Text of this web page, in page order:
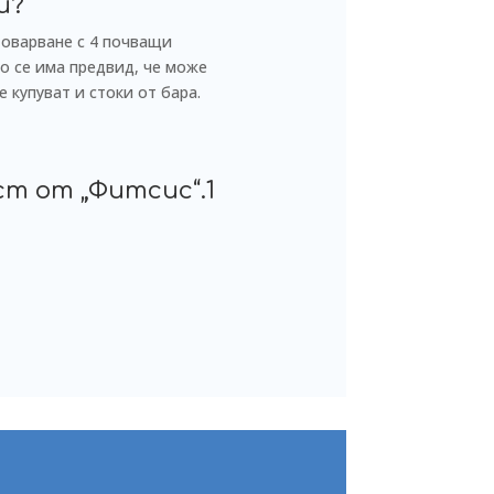
с 4 почващи
се има предвид, че може
и стоки от бара.
от „Фитсис“.1